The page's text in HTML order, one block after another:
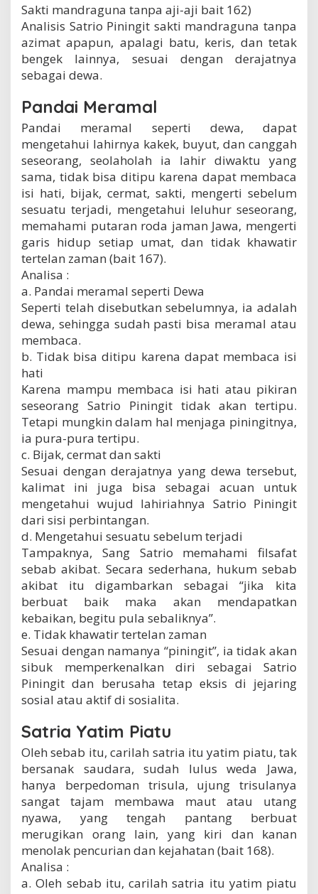
Sakti mandraguna tanpa aji-aji bait 162)
Analisis Satrio Piningit sakti mandraguna tanpa
azimat apapun, apalagi batu, keris, dan tetak
bengek lainnya, sesuai dengan derajatnya
sebagai dewa.
Pandai Meramal
Pandai meramal seperti dewa, dapat
mengetahui lahirnya kakek, buyut, dan canggah
seseorang, seolaholah ia lahir diwaktu yang
sama, tidak bisa ditipu karena dapat membaca
isi hati, bijak, cermat, sakti, mengerti sebelum
sesuatu terjadi, mengetahui leluhur seseorang,
memahami putaran roda jaman Jawa, mengerti
garis hidup setiap umat, dan tidak khawatir
tertelan zaman (bait 167).
Analisa :
a. Pandai meramal seperti Dewa
Seperti telah disebutkan sebelumnya, ia adalah
dewa, sehingga sudah pasti bisa meramal atau
membaca.
b. Tidak bisa ditipu karena dapat membaca isi
hati
Karena mampu membaca isi hati atau pikiran
seseorang Satrio Piningit tidak akan tertipu.
Tetapi mungkin dalam hal menjaga piningitnya,
ia pura-pura tertipu.
c. Bijak, cermat dan sakti
Sesuai dengan derajatnya yang dewa tersebut,
kalimat ini juga bisa sebagai acuan untuk
mengetahui wujud lahiriahnya Satrio Piningit
dari sisi perbintangan.
d. Mengetahui sesuatu sebelum terjadi
Tampaknya, Sang Satrio memahami filsafat
sebab akibat. Secara sederhana, hukum sebab
akibat itu digambarkan sebagai “jika kita
berbuat baik maka akan mendapatkan
kebaikan, begitu pula sebaliknya”.
e. Tidak khawatir tertelan zaman
Sesuai dengan namanya “piningit”, ia tidak akan
sibuk memperkenalkan diri sebagai Satrio
Piningit dan berusaha tetap eksis di jejaring
sosial atau aktif di sosialita.
Satria Yatim Piatu
Oleh sebab itu, carilah satria itu yatim piatu, tak
bersanak saudara, sudah lulus weda Jawa,
hanya berpedoman trisula, ujung trisulanya
sangat tajam membawa maut atau utang
nyawa, yang tengah pantang berbuat
merugikan orang lain, yang kiri dan kanan
menolak pencurian dan kejahatan (bait 168).
Analisa :
a. Oleh sebab itu, carilah satria itu yatim piatu